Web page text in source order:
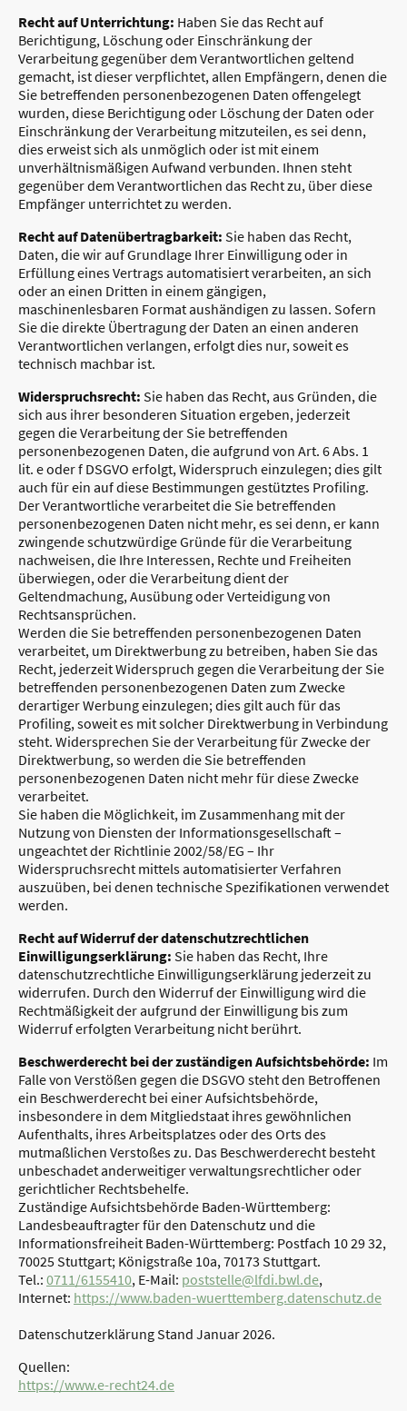
Recht auf Unterrichtung: Haben Sie das Recht auf
Berichtigung, Löschung oder Einschränkung der
Verarbeitung gegenüber dem Verantwortlichen geltend
gemacht, ist dieser verpflichtet, allen Empfängern, denen die
Sie betreffenden personenbezogenen Daten offengelegt
wurden, diese Berichtigung oder Löschung der Daten oder
Einschränkung der Verarbeitung mitzuteilen, es sei denn,
dies erweist sich als unmöglich oder ist mit einem
unverhältnismäßigen Aufwand verbunden. Ihnen steht
gegenüber dem Verantwortlichen das Recht zu, über diese
Empfänger unterrichtet zu werden.
Recht auf Datenübertragbarkeit: Sie haben das Recht,
Daten, die wir auf Grundlage Ihrer Einwilligung oder in
Erfüllung eines Vertrags automatisiert verarbeiten, an sich
oder an einen Dritten in einem gängigen,
maschinenlesbaren Format aushändigen zu lassen. Sofern
Sie die direkte Übertragung der Daten an einen anderen
Verantwortlichen verlangen, erfolgt dies nur, soweit es
technisch machbar ist.
Widerspruchsrecht: Sie haben das Recht, aus Gründen, die
sich aus ihrer besonderen Situation ergeben, jederzeit
gegen die Verarbeitung der Sie betreffenden
personenbezogenen Daten, die aufgrund von Art. 6 Abs. 1
lit. e oder f DSGVO erfolgt, Widerspruch einzulegen; dies gilt
auch für ein auf diese Bestimmungen gestütztes Profiling.
Der Verantwortliche verarbeitet die Sie betreffenden
personenbezogenen Daten nicht mehr, es sei denn, er kann
zwingende schutzwürdige Gründe für die Verarbeitung
nachweisen, die Ihre Interessen, Rechte und Freiheiten
überwiegen, oder die Verarbeitung dient der
Geltendmachung, Ausübung oder Verteidigung von
Rechtsansprüchen.
Werden die Sie betreffenden personenbezogenen Daten
verarbeitet, um Direktwerbung zu betreiben, haben Sie das
Recht, jederzeit Widerspruch gegen die Verarbeitung der Sie
betreffenden personenbezogenen Daten zum Zwecke
derartiger Werbung einzulegen; dies gilt auch für das
Profiling, soweit es mit solcher Direktwerbung in Verbindung
steht. Widersprechen Sie der Verarbeitung für Zwecke der
Direktwerbung, so werden die Sie betreffenden
personenbezogenen Daten nicht mehr für diese Zwecke
verarbeitet.
Sie haben die Möglichkeit, im Zusammenhang mit der
Nutzung von Diensten der Informationsgesellschaft –
ungeachtet der Richtlinie 2002/58/EG – Ihr
Widerspruchsrecht mittels automatisierter Verfahren
auszuüben, bei denen technische Spezifikationen verwendet
werden.
Recht auf Widerruf der datenschutzrechtlichen
Einwilligungserklärung: Sie haben das Recht, Ihre
datenschutzrechtliche Einwilligungserklärung jederzeit zu
widerrufen. Durch den Widerruf der Einwilligung wird die
Rechtmäßigkeit der aufgrund der Einwilligung bis zum
Widerruf erfolgten Verarbeitung nicht berührt.
Beschwerderecht bei der zuständigen Aufsichtsbehörde: Im
Falle von Verstößen gegen die DSGVO steht den Betroffenen
ein Beschwerderecht bei einer Aufsichtsbehörde,
insbesondere in dem Mitgliedstaat ihres gewöhnlichen
Aufenthalts, ihres Arbeitsplatzes oder des Orts des
mutmaßlichen Verstoßes zu. Das Beschwerderecht besteht
unbeschadet anderweitiger verwaltungsrechtlicher oder
gerichtlicher Rechtsbehelfe.
Zuständige Aufsichtsbehörde Baden-Württemberg:
Landesbeauftragter für den Datenschutz und die
Informationsfreiheit Baden-Württemberg: Postfach 10 29 32,
70025 Stuttgart; Königstraße 10a, 70173 Stuttgart.
Tel.: 0711/6155410, E-Mail: poststelle@lfdi.bwl.de,
Internet: https://www.baden-wuerttemberg.datenschutz.de
Datenschutzerklärung Stand Januar 2026.
Quellen:
https://www.e-recht24.de